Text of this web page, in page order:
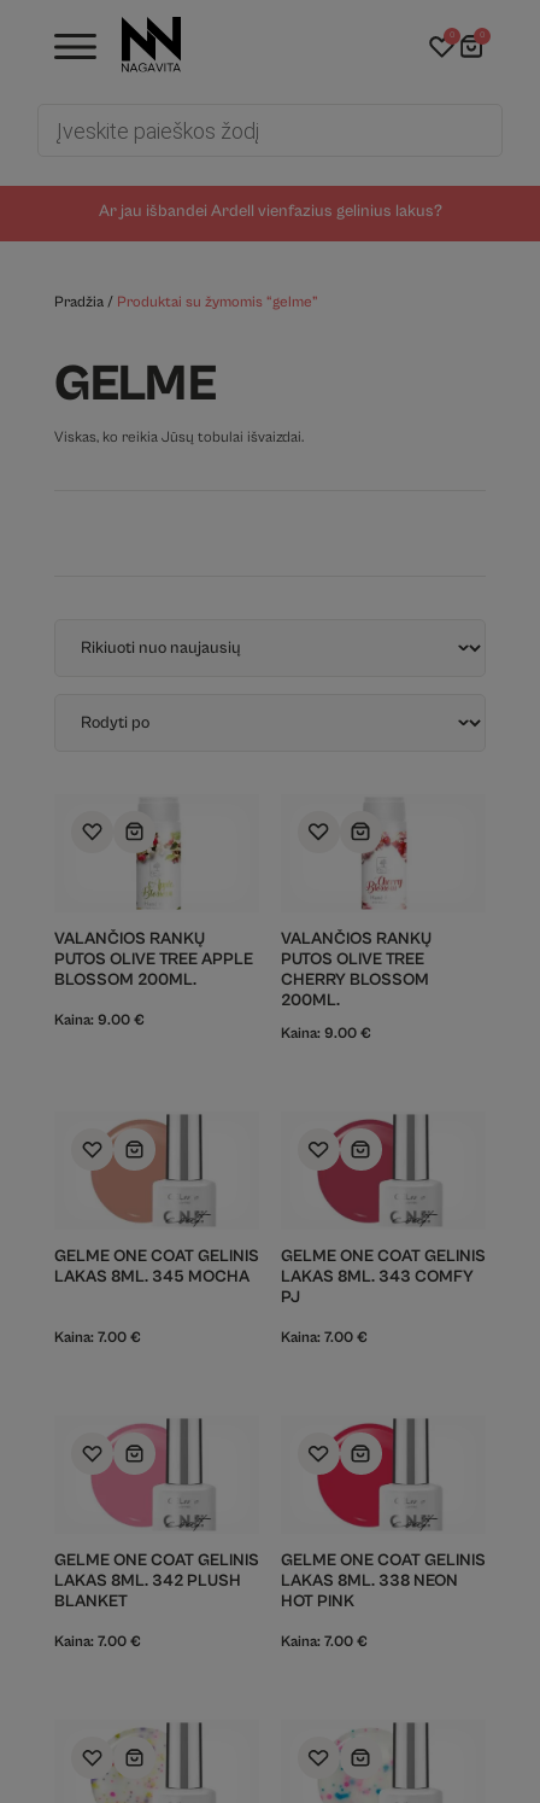
Ar jau išbandei Ardell vienfazius gelinius lakus?
0 0
Pradžia/ Produktai su žymomis “gelme”
GELME
Viskas, ko reikia Jūsų tobulai išvaizdai.
VALANČIOS RANKŲ
PUTOS OLIVE TREE APPLE
BLOSSOM 200ML.
Kaina: 9.00 €
VALANČIOS RANKŲ
PUTOS OLIVE TREE
CHERRY BLOSSOM
200ML.
Kaina: 9.00 €
GELME ONE COAT GELINIS
LAKAS 8ML. 345 MOCHA
Kaina: 7.00 €
GELME ONE COAT GELINIS
LAKAS 8ML. 343 COMFY
PJ
Kaina: 7.00 €
GELME ONE COAT GELINIS
LAKAS 8ML. 342 PLUSH
BLANKET
Kaina: 7.00 €
GELME ONE COAT GELINIS
LAKAS 8ML. 338 NEON
HOT PINK
Kaina: 7.00 €